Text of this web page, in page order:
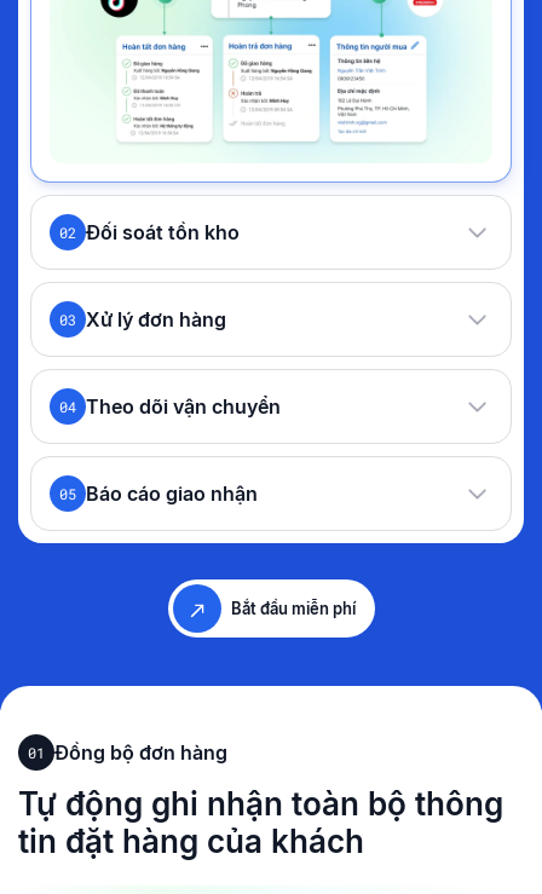
02 Đối soát tồn kho
03 Xử lý đơn hàng
04 Theo dõi vận chuyển
05 Báo cáo giao nhận
Bắt đầu miễn phí
01 Đồng bộ đơn hàng
Tự động ghi nhận toàn bộ thông
tin đặt hàng của khách